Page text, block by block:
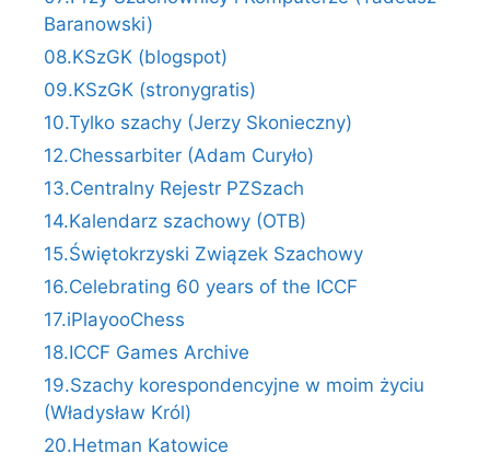
Baranowski)
08.KSzGK (blogspot)
09.KSzGK (stronygratis)
10.Tylko szachy (Jerzy Skonieczny)
12.Chessarbiter (Adam Curyło)
13.Centralny Rejestr PZSzach
14.Kalendarz szachowy (OTB)
15.Świętokrzyski Związek Szachowy
16.Celebrating 60 years of the ICCF
17.iPlayooChess
18.ICCF Games Archive
19.Szachy korespondencyjne w moim życiu
(Władysław Król)
20.Hetman Katowice